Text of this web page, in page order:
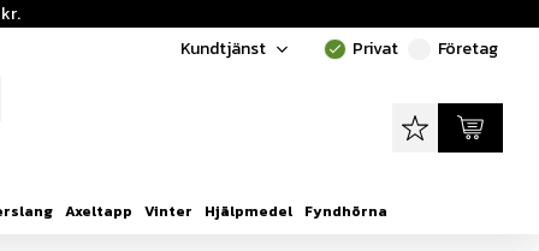
Kundtjänst
done Privat Företag
Favoriter
Kundvagn
Axeltapp Vinter Hjälpmedel Fyndhörna